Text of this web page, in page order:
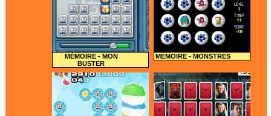
MÉMOIRE - MON
BUSTER
MÉMOIRE - MONSTRES